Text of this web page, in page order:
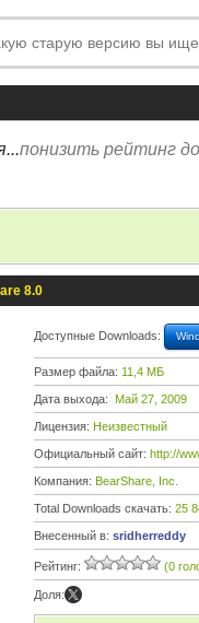
понизить рейтинг
8.0
Доступные Downloads:
Размер файла: 11,4 МБ
Дата выхода: Май 27, 2009
Лицензия: Неизвестный
Официальный сайт: http://
Компания: BearShare, Inc.
Total Downloads скачать: 25
Внесенный в: sridherreddy
Рейтинг: (0
Доля: